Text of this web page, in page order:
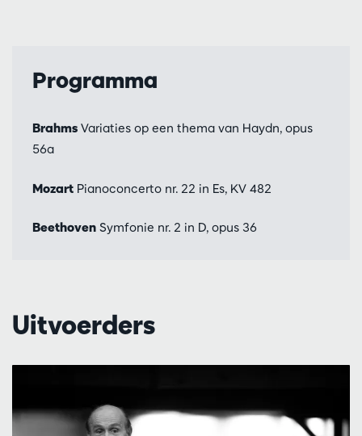
Programma
Brahms Variaties op een thema van Haydn, opus
56a
Mozart Pianoconcerto nr. 22 in Es, KV 482
Beethoven Symfonie nr. 2 in D, opus 36
Uitvoerders